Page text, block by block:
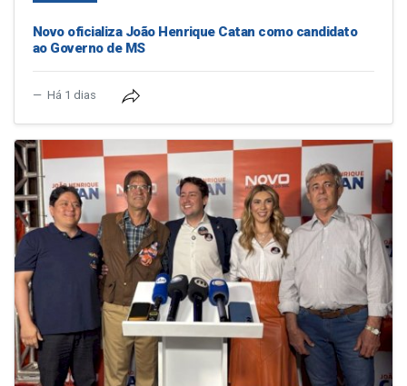
Novo oficializa João Henrique Catan como candidato
ao Governo de MS
Há 1 dias